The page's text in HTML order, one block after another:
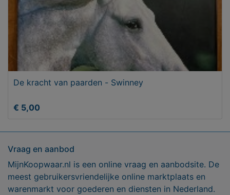
De kracht van paarden - Swinney
€ 5,00
Vraag en aanbod
MijnKoopwaar.nl is een online vraag en aanbodsite. De
meest gebruikersvriendelijke online marktplaats en
warenmarkt voor goederen en diensten in Nederland.